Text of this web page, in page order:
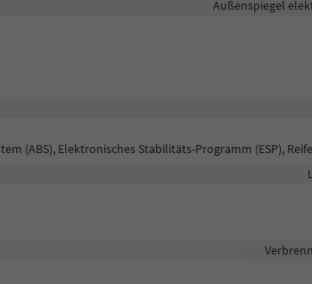
Außenspiegel
(ABS), Elektronisches Stabilitäts-Programm (ESP),